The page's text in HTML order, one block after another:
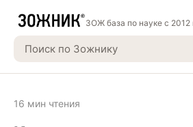
ЗОЖ база по науке с 2012
16 мин чтения